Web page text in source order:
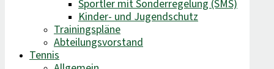
Sportler mit Sonderregelung (SMS)
Kinder- und Jugendschutz
Trainingspläne
Abteilungsvorstand
Tennis